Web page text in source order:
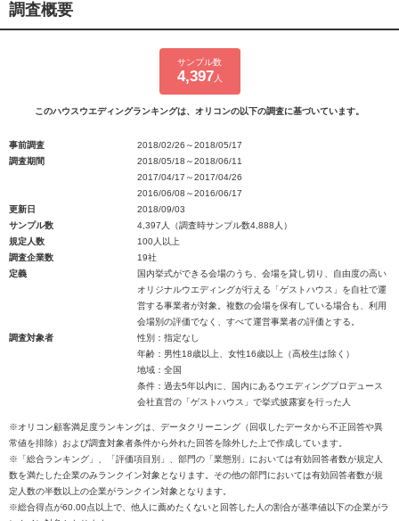
調査概要
サンプル数
4,397 人
このハウスウエディングランキングは、オリコンの以下の調査に基づいています。
事前調査
2018/02/26～2018/05/17
調査期間
2018/05/18～2018/06/11
2017/04/17～2017/04/26
2016/06/08～2016/06/17
更新日
2018/09/03
サンプル数
4,397人（調査時サンプル数4,888人）
規定人数
100人以上
調査企業数
19社
定義
国内挙式ができる会場のうち、会場を貸し切り、自由度の高い
オリジナルウエディングが行える「ゲストハウス」を自社で運
営する事業者が対象。複数の会場を保有している場合も、利用
会場別の評価でなく、すべて運営事業者の評価とする。
調査対象者
性別：指定なし
年齢：男性18歳以上、女性16歳以上（高校生は除く）
地域：全国
条件：過去5年以内に、国内にあるウエディングプロデュース
会社直営の「ゲストハウス」で挙式披露宴を行った人
※オリコン顧客満足度ランキングは、データクリーニング（回収したデータから不正回答や異
常値を排除）および調査対象者条件から外れた回答を除外した上で作成しています。
※「総合ランキング」、「評価項目別」、部門の「業態別」においては有効回答者数が規定人
数を満たした企業のみランクイン対象となります。その他の部門においては有効回答者数が規
定人数の半数以上の企業がランクイン対象となります。
※総合得点が60.00点以上で、他人に薦めたくないと回答した人の割合が基準値以下の企業がラ